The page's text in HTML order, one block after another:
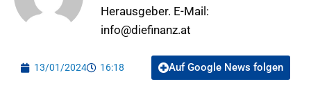
Herausgeber. E-Mail:
info@diefinanz.at
13/01/2024 16:18 Auf Google News folgen